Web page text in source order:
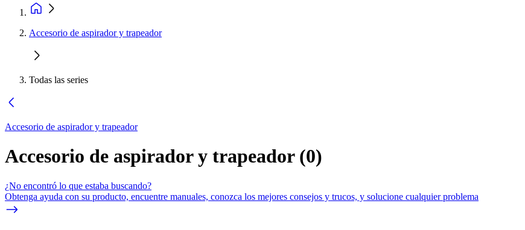
Accesorio de aspirador y trapeador
Todas las series
Accesorio de aspirador y trapeador
Accesorio de aspirador y trapeador(0)
¿No encontró lo que estaba buscando?
Obtenga ayuda con su producto, encuentre manuales, conozca los mejores consejos y trucos, y solucione cualquier problema